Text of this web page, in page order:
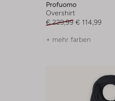
Profuomo
Overshirt
€ 229,99 € 114,99
+ mehr farben